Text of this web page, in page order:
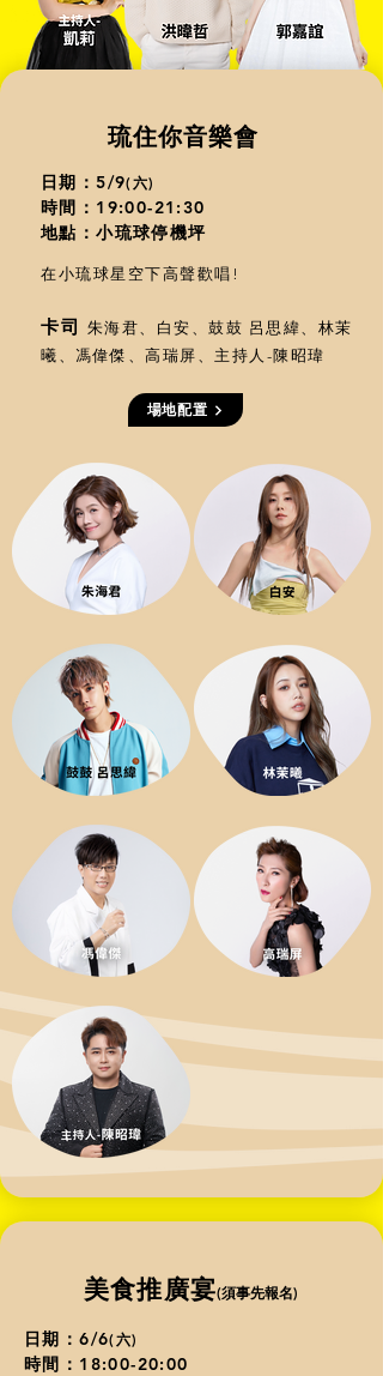
​琉住你音樂會
日期：5/9(六)
時間：19:00-21:30
地點：小琉球停機坪
在小琉球星空下高聲歡唱!
卡司 朱海君、白安、鼓鼓 呂思緯、林茉
曦、馮偉傑、高瑞屏、主持人-陳昭瑋
場地配置
​美食推廣宴(須事先報名)
日期：6/6(六)
時間：18:00-20:00